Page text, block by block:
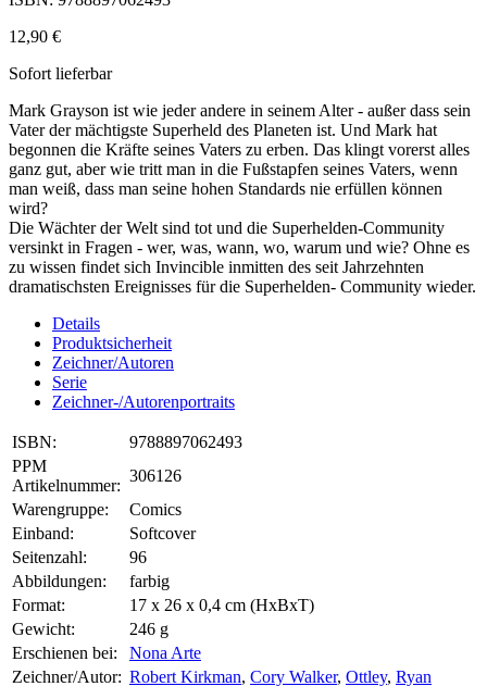
12,90 €
Sofort lieferbar
Mark Grayson ist wie jeder andere in seinem Alter - außer dass sein
Vater der mächtigste Superheld des Planeten ist. Und Mark hat
begonnen die Kräfte seines Vaters zu erben. Das klingt vorerst alles
ganz gut, aber wie tritt man in die Fußstapfen seines Vaters, wenn
man weiß, dass man seine hohen Standards nie erfüllen können
wird?
Die Wächter der Welt sind tot und die Superhelden-Community
versinkt in Fragen - wer, was, wann, wo, warum und wie? Ohne es
zu wissen findet sich Invincible inmitten des seit Jahrzehnten
dramatischsten Ereignisses für die Superhelden- Community wieder.
Details
Produktsicherheit
Zeichner/Autoren
Serie
Zeichner-/Autorenportraits
ISBN:
9788897062493
PPM
Artikelnummer:
306126
Warengruppe:
Comics
Einband:
Softcover
Seitenzahl:
96
Abbildungen:
farbig
Format:
17 x 26 x 0,4 cm (HxBxT)
Gewicht:
246 g
Erschienen bei:
Nona Arte
Zeichner/Autor: Robert Kirkman, Cory Walker, Ottley, Ryan